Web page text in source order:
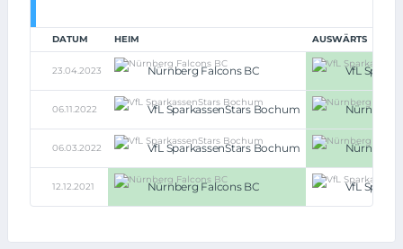
DATUM HEIM AUSWÄRTS
23.04.2023 Nürnberg Falcons BC VfL
06.11.2022 VfL SparkassenStars Bochum Nürnberg
06.03.2022 VfL SparkassenStars Bochum Nürnberg
12.12.2021 Nürnberg Falcons BC VfL